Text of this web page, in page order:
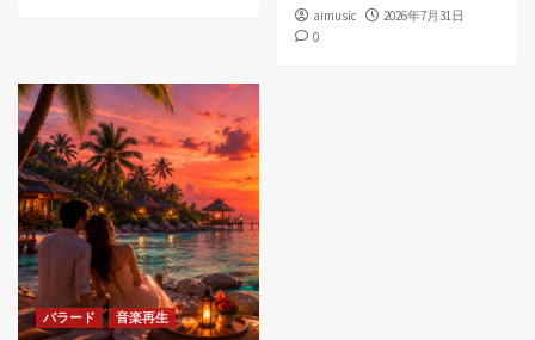
aimusic
2026年7月31日
0
バラード 音楽再生